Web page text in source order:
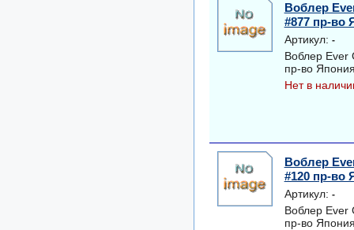
Воблер
#877 пр-во
Артикул: -
Воблер Ever
пр-во
Нет в
Воблер
#120 пр-во
Артикул: -
Воблер Ever
пр-во